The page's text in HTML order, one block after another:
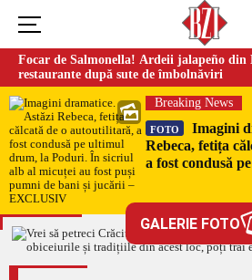
Focar de Salmonella! Ardeii jalapeño din
restaurante după sute de îmbolnăviri
Breaking News
FOTO
Imagini
Rebeca, fetița
a fost condusă
EXCLUSIV
GALERIE FOTO